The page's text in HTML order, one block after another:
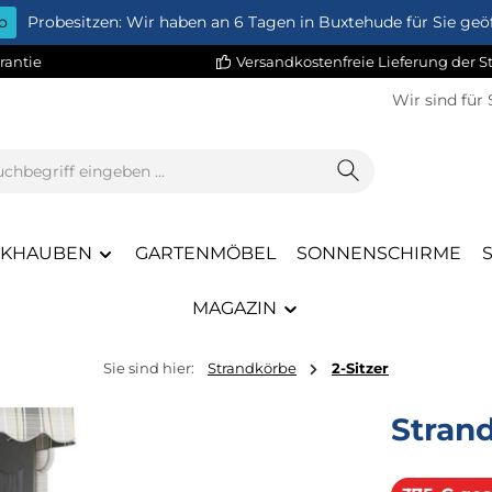
Probesitzen: Wir haben an 6 Tagen in Buxtehude für Sie
Versandkostenfreie Lieferung der
Wir sind für
GARTENMÖBEL SONNENSCHIRME
MAGAZIN
Sie sind hier: Strandkörbe 2-Sitzer